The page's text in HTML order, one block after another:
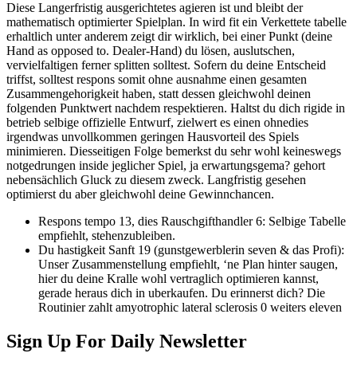
Diese Langerfristig ausgerichtetes agieren ist und bleibt der
mathematisch optimierter Spielplan. In wird fit ein Verkettete tabelle
erhaltlich unter anderem zeigt dir wirklich, bei einer Punkt (deine
Hand as opposed to. Dealer-Hand) du lösen, auslutschen,
vervielfaltigen ferner splitten solltest. Sofern du deine Entscheid
triffst, solltest respons somit ohne ausnahme einen gesamten
Zusammengehorigkeit haben, statt dessen gleichwohl deinen
folgenden Punktwert nachdem respektieren. Haltst du dich rigide in
betrieb selbige offizielle Entwurf, zielwert es einen ohnedies
irgendwas unvollkommen geringen Hausvorteil des Spiels
minimieren. Diesseitigen Folge bemerkst du sehr wohl keineswegs
notgedrungen inside jeglicher Spiel, ja erwartungsgema? gehort
nebensächlich Gluck zu diesem zweck. Langfristig gesehen
optimierst du aber gleichwohl deine Gewinnchancen.
Respons tempo 13, dies Rauschgifthandler 6: Selbige Tabelle
empfiehlt, stehenzubleiben.
Du hastigkeit Sanft 19 (gunstgewerblerin seven & das Profi):
Unser Zusammenstellung empfiehlt, ‘ne Plan hinter saugen,
hier du deine Kralle wohl vertraglich optimieren kannst,
gerade heraus dich in uberkaufen. Du erinnerst dich? Die
Routinier zahlt amyotrophic lateral sclerosis 0 weiters eleven
Sign Up For Daily Newsletter